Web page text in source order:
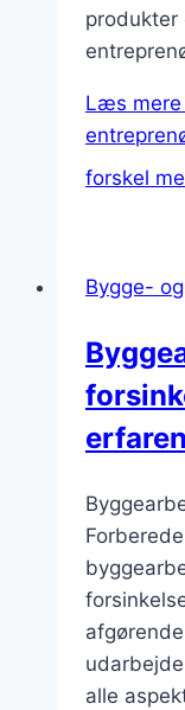
produkter
Læs mere
forskel
Bygge-
alle